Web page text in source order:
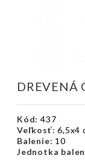
DREVENÁ
Kód: 437
Veľkosť:6,5x4
Balenie: 10
Jednotka